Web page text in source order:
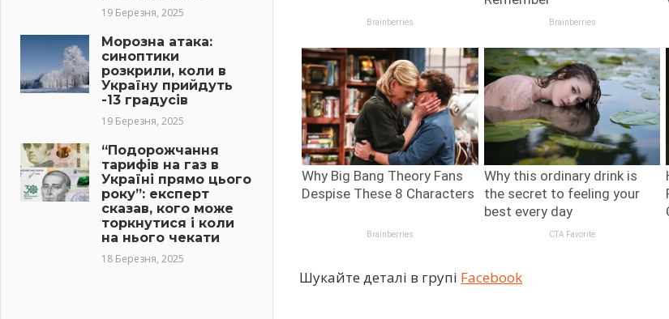
Шукайте деталі в групі Facebook
19 Березня, 2025
Морозна атака:
синоптики
розкрили, коли в
Україну прийдуть
-13 градусів
19 Березня, 2025
“Подорожчання
тарифів на газ в
Україні прямо цього
року”: експерт
сказав, кого може
торкнутися і коли
на нього чекати
18 Березня, 2025